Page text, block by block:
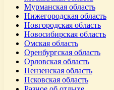
Мурманская область
Нижегородская область
Новгородская область
Новосибирская область
Омская область
Оренбургская область
Орловская область
Пензенская область
Псковская область